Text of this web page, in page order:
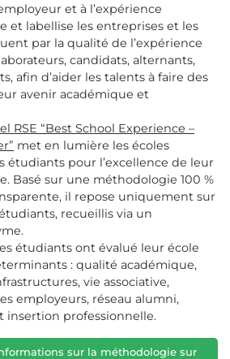
et à l’expérience
et labellise les entreprises et les
par la qualité de l’expérience
candidats, alternants,
afin d’aider les talents à faire des
avenir académique et
RSE “Best School Experience –
met en lumière les écoles
étudiants pour l’excellence de leur
Basé sur une méthodologie 100 %
il repose uniquement sur
recueillis via un
étudiants ont évalué leur école
: qualité académique,
vie associative,
employeurs, réseau alumni,
insertion professionnelle.
sur la méthodologie sur